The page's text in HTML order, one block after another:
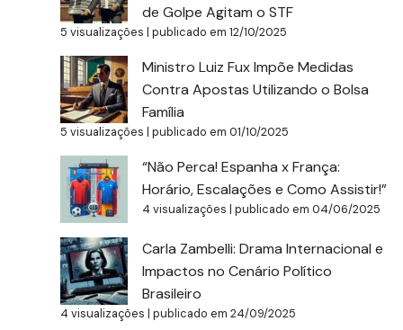
de Golpe Agitam o STF
5 visualizações |publicado em 12/10/2025
Ministro Luiz Fux Impõe Medidas
Contra Apostas Utilizando o Bolsa
Família
5 visualizações |publicado em 01/10/2025
“Não Perca! Espanha x França:
Horário, Escalações e Como Assistir!”
4 visualizações |publicado em 04/06/2025
Carla Zambelli: Drama Internacional e
Impactos no Cenário Político
Brasileiro
4 visualizações |publicado em 24/09/2025